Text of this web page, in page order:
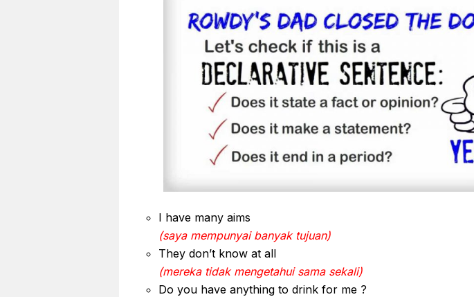
I have many aims
(saya mempunyai banyak tujuan)
They don’t know at all
(mereka tidak mengetahui sama sekali)
Do you have anything to drink for me ?